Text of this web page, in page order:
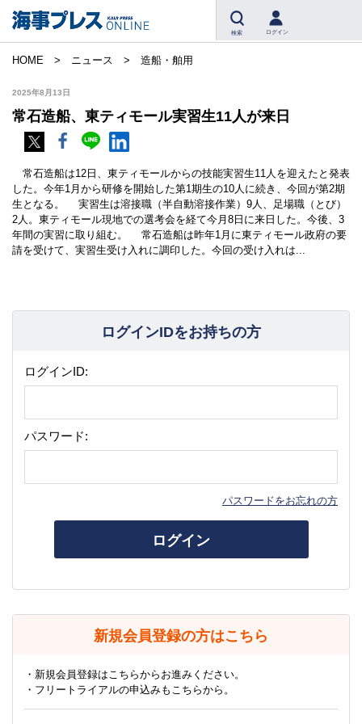
検索 ログイン
HOME ニュース 造船・舶用
2025年8月13日
常石造船、東ティモール実習生11人が来日
常石造船は12日、東ティモールからの技能実習生11人を迎えたと発表
した。今年1月から研修を開始した第1期生の10人に続き、今回が第2期
生となる。 実習生は溶接職（半自動溶接作業）9人、足場職（とび）
2人。東ティモール現地での選考会を経て今月8日に来日した。今後、3
年間の実習に取り組む。 常石造船は昨年1月に東ティモール政府の要
請を受けて、実習生受け入れに調印した。今回の受け入れは...
ログインIDをお持ちの方
ログインID:
パスワード:
パスワードをお忘れの方
ログイン
新規会員登録の方はこちら
・新規会員登録はこちらからお進みください。
・フリートライアルの申込みもこちらから。